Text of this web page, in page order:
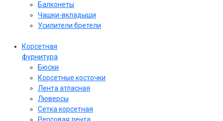
Балконеты
Чашки-вкладыши
Усилители бретели
Корсетная
фурнитура
Бюски
Корсетные косточки
Лента атласная
Люверсы
Сетка корсетная